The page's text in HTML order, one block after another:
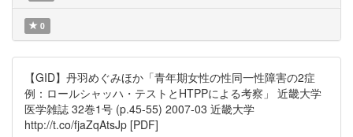
0
【GID】丹羽めぐみほか「青年期女性の性同一性障害の2症
例：ロールシャッハ・テストとHTPPによる考察」 近畿大学
医学雑誌 32巻1号 (p.45-55) 2007-03 近畿大学
http://t.co/fjaZqAtsJp [PDF]